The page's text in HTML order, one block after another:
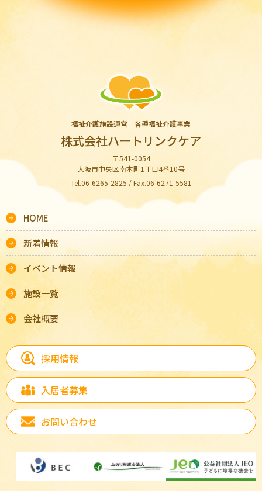
福祉介護施設運営 各種福祉介護事業
株式会社ハートリンクケア
〒541-0054
大阪市中央区南本町1丁目4番10号
Tel.06-6265-2825 / Fax.06-6271-5581
HOME
新着情報
イベント情報
施設一覧
会社概要
採用情報
入居者募集
お問い合わせ